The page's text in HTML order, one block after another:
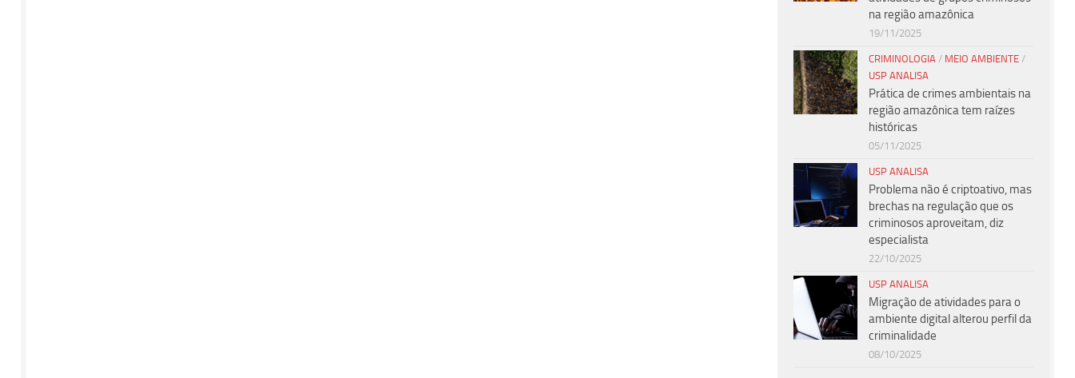
na região amazônica
19/11/2025
CRIMINOLOGIA / MEIO AMBIENTE /
USP ANALISA
Prática de crimes ambientais na
região amazônica tem raízes
históricas
05/11/2025
USP ANALISA
Problema não é criptoativo, mas
brechas na regulação que os
criminosos aproveitam, diz
especialista
22/10/2025
USP ANALISA
Migração de atividades para o
ambiente digital alterou perfil da
criminalidade
08/10/2025